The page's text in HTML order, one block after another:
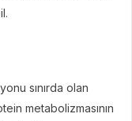
sınırda olan
metabolizmasının